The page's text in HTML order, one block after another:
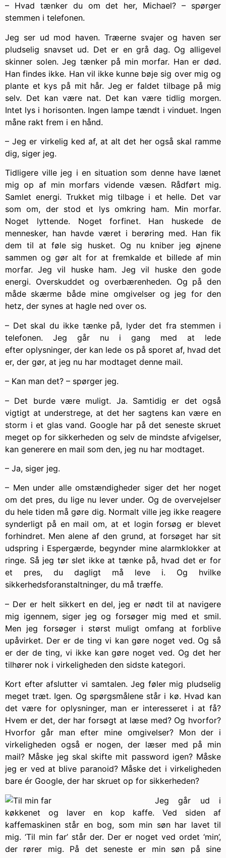
– Hvad tænker du om det her, Michael? – spørger
stemmen i telefonen.
Jeg ser ud mod haven. Træerne svajer og haven ser
pludselig snavset ud. Det er en grå dag. Og alligevel
skinner solen. Jeg tænker på min morfar. Han er død.
Han findes ikke. Han vil ikke kunne bøje sig over mig og
plante et kys på mit hår. Jeg er faldet tilbage på mig
selv. Det kan være nat. Det kan være tidlig morgen.
Intet lys i horisonten. Ingen lampe tændt i vinduet. Ingen
måne rakt frem i en hånd.
– Jeg er virkelig ked af, at alt det her også skal ramme
dig, siger jeg.
Tidligere ville jeg i en situation som denne have lænet
mig op af min morfars vidende væsen. Rådført mig.
Samlet energi. Trukket mig tilbage i et helle. Det var
som om, der stod et lys omkring ham. Min morfar.
Noget lyttende. Noget forfinet. Han huskede de
mennesker, han havde været i berøring med. Han fik
dem til at føle sig husket. Og nu kniber jeg øjnene
sammen og gør alt for at fremkalde et billede af min
morfar. Jeg vil huske ham. Jeg vil huske den gode
energi. Overskuddet og overbærenheden. Og på den
måde skærme både mine omgivelser og jeg for den
hetz, der synes at hagle ned over os.
– Det skal du ikke tænke på, lyder det fra stemmen i
telefonen. Jeg går nu i gang med at lede
efter oplysninger, der kan lede os på sporet af, hvad det
er, der gør, at jeg nu har modtaget denne mail.
– Kan man det? – spørger jeg.
– Det burde være muligt. Ja. Samtidig er det også
vigtigt at understrege, at det her sagtens kan være en
storm i et glas vand. Google har på det seneste skruet
meget op for sikkerheden og selv de mindste afvigelser,
kan generere en mail som den, jeg nu har modtaget.
– Ja, siger jeg.
– Men under alle omstændigheder siger det her noget
om det pres, du lige nu lever under. Og de overvejelser
du hele tiden må gøre dig. Normalt ville jeg ikke reagere
synderligt på en mail om, at et login forsøg er blevet
forhindret. Men alene af den grund, at forsøget har sit
udspring i Espergærde, begynder mine alarmklokker at
ringe. Så jeg tør slet ikke at tænke på, hvad det er for
et pres, du dagligt må leve i. Og hvilke
sikkerhedsforanstaltninger, du må træffe.
– Der er helt sikkert en del, jeg er nødt til at navigere
mig igennem, siger jeg og forsøger mig med et smil.
Men jeg forsøger i størst muligt omfang at forblive
upåvirket. Der er de ting vi kan gøre noget ved. Og så
er der de ting, vi ikke kan gøre noget ved. Og det her
tilhører nok i virkeligheden den sidste kategori.
Kort efter afslutter vi samtalen. Jeg føler mig pludselig
meget træt. Igen. Og spørgsmålene står i kø. Hvad kan
det være for oplysninger, man er interesseret i at få?
Hvem er det, der har forsøgt at læse med? Og hvorfor?
Hvorfor går man efter mine omgivelser? Mon der i
virkeligheden også er nogen, der læser med på min
mail? Måske jeg skal skifte mit password igen? Måske
jeg er ved at blive paranoid? Måske det i virkeligheden
bare ér Google, der har skruet op for sikkerheden?
Jeg går ud i
køkkenet og laver en kop kaffe. Ved siden af
kaffemaskinen står en bog, som min søn har lavet til
mig. ‘Til min far’ står der. Der er noget ved ordet ‘min’,
der rører mig. På det seneste er min søn på sine